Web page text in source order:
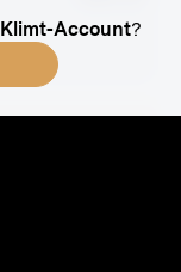
Klimt-Account?